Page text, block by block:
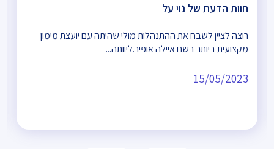
חוות הדעת של נוי על
רוצה לציין לשבח את ההתנהלות מולי שהיתה עם יועצת מימון
מקצועית ביותר בשם איילה אופיר.ליוותה...
15/05/2023